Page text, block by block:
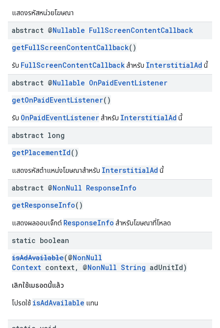
แสดงรหัสหน่วยโฆษณา
abstract @Nullable FullScreenContentCallback
getFullScreenContentCallback()
รับ FullScreenContentCallbackสำหรับ InterstitialAd นี้
abstract @Nullable OnPaidEventListener
getOnPaidEventListener()
รับ OnPaidEventListenerสำหรับ InterstitialAd นี้
abstract long
getPlacementId()
แสดงรหัสตำแหน่งโฆษณาสำหรับ InterstitialAd นี้
abstract @NonNull ResponseInfo
getResponseInfo()
แสดงผลออบเจ็กต์ ResponseInfo สำหรับโฆษณาที่โหลด
static boolean
isAdAvailable(@NonNull
Context context, @NonNull String adUnitId)
เลิกใช้เมธอดนี้แล้ว
โปรดใช้ isAdAvailable แทน